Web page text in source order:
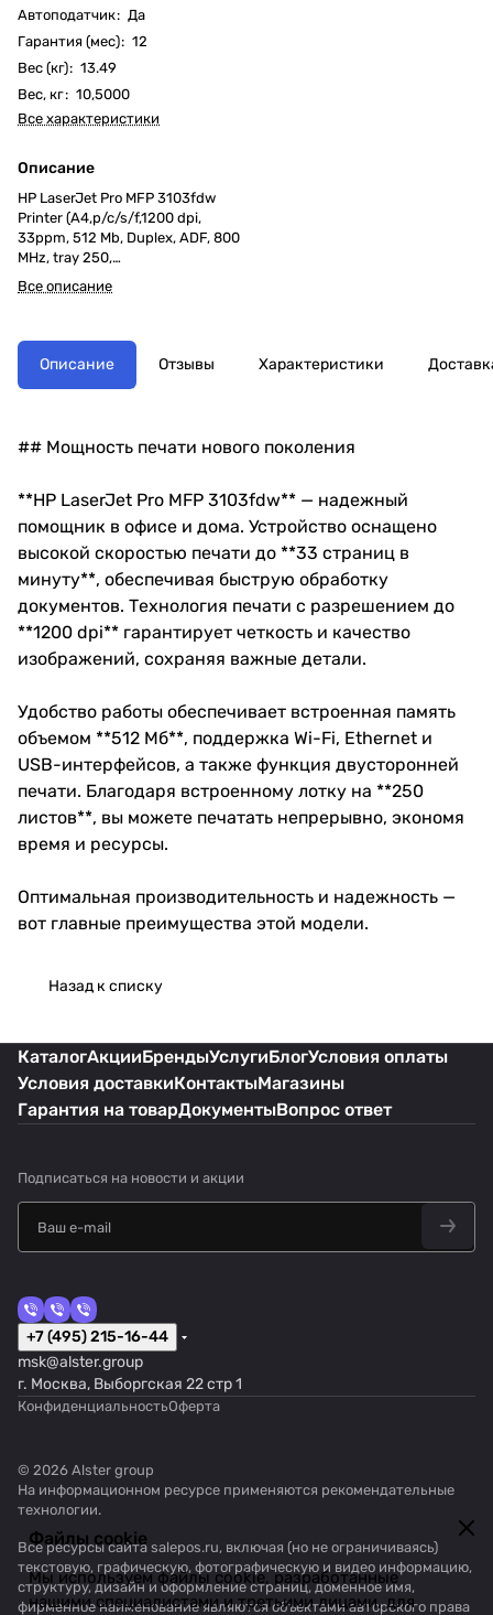
Автоподатчик: Да
Гарантия (мес): 12
Вес (кг): 13.49
Вес, кг: 10,5000
Все характеристики
Описание
HP LaserJet Pro MFP 3103fdw
Printer (A4,p/c/s/f,1200 dpi,
33ppm, 512 Mb, Duplex, ADF, 800
MHz, tray 250,
USB+Ethernet+WiFi, Duty 50K, in
box W1450A)
Все описание
Описание Отзывы Характеристики
## Мощность печати нового поколения
**HP LaserJet Pro MFP 3103fdw** — надежный
помощник в офисе и дома. Устройство оснащено
высокой скоростью печати до **33 страниц в
минуту**, обеспечивая быструю обработку
документов. Технология печати с разрешением до
**1200 dpi** гарантирует четкость и качество
изображений, сохраняя важные детали.
Удобство работы обеспечивает встроенная память
объемом **512 Мб**, поддержка Wi-Fi, Ethernet и
USB-интерфейсов, а также функция двусторонней
печати. Благодаря встроенному лотку на **250
листов**, вы можете печатать непрерывно, экономя
время и ресурсы.
Оптимальная производительность и надежность —
вот главные преимущества этой модели.
Назад к списку
Файлы cookie
Мы используем файлы cookie, разработанные
нашими специалистами и третьими лицами, для
КаталогАкцииБрендыУслугиБлогУсловия оплаты
Условия доставкиКонтактыМагазины
Гарантия на товарДокументыВопрос ответ
Подписаться на новости и акции
+7 (495) 215-16-44
msk@alster.group
г. Москва, Выборгская 22 стр 1
КонфиденциальностьОферта
© 2026 Alster group
На информационном ресурсе применяются рекомендательные
технологии.
Все ресурсы сайта salepos.ru, включая (но не ограничиваясь)
текстовую, графическую, фотографическую и видео информацию,
структуру, дизайн и оформление страниц, доменное имя,
фирменное наименование являются объектами авторского права